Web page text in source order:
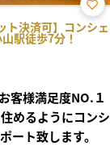
ト決済可】コンシェ
駅徒歩7分！
お気
に入
客様満足度NO.１
めるようにコンシ
ート致します。